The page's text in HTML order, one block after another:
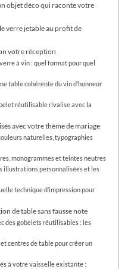
objet déco qui raconte votre
verre jetable au profit de
votre réception
à vin : quel format pour quel
table cohérente du vin d’honneur
réutilisable rivalise avec la
avec votre thème de mariage
naturelles, typographies
monogrammes et teintes neutres
illustrations personnalisées et les
technique d’impression pour
de table sans fausse note
des gobelets réutilisables : les
centres de table pour créer un
à votre vaisselle existante :